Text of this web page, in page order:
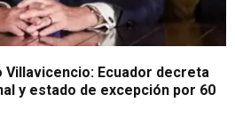
Villavicencio: Ecuador decreta
y estado de excepción por 60